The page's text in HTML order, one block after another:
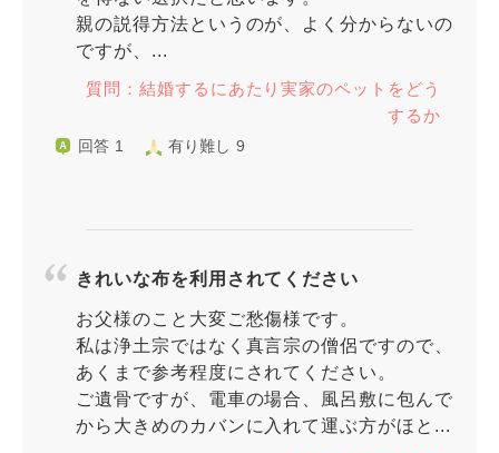
親の説得方法というのが、よく分からないの
ですが、...
質問：結婚するにあたり実家のペットをどう
するか
回答 1 有り難し 9
きれいな布を利用されてください
お父様のこと大変ご愁傷様です。
私は浄土宗ではなく真言宗の僧侶ですので、
あくまで参考程度にされてください。
ご遺骨ですが、電車の場合、風呂敷に包んで
から大きめのカバンに入れて運ぶ方がほと...